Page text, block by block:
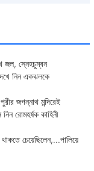
জল, স্নেহচুম্বন
নিন একঝলকে
জগন্নাথ মন্দিরেই
রোমহর্ষক কাহিনী
চেয়েছিলেন,...পালিয়ে